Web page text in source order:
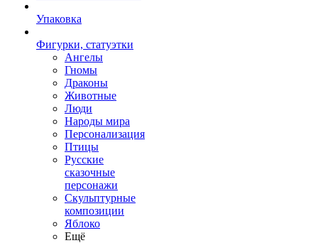
Упаковка
Фигурки, статуэтки
Ангелы
Гномы
Драконы
Животные
Люди
Народы мира
Персонализация
Птицы
Русские
сказочные
персонажи
Скульптурные
композиции
Яблоко
Ещё